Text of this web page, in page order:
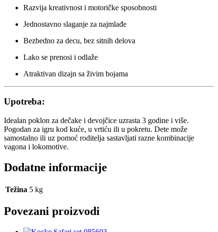
Razvija kreativnost i motoričke sposobnosti
Jednostavno slaganje za najmlađe
Bezbedno za decu, bez sitnih delova
Lako se prenosi i odlaže
Atraktivan dizajn sa živim bojama
Upotreba:
Idealan poklon za dečake i devojčice uzrasta 3 godine i više.
Pogodan za igru kod kuće, u vrtiću ili u pokretu. Dete može
samostalno ili uz pomoć roditelja sastavljati razne kombinacije
vagona i lokomotive.
Dodatne informacije
Težina 5 kg
Povezani proizvodi